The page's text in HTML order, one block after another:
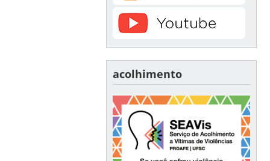
acolhimento